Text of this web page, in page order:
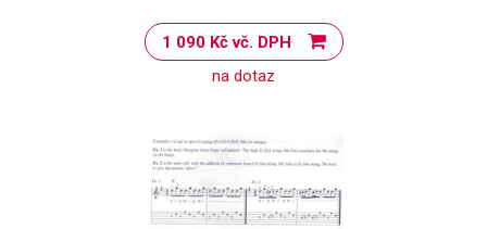
1 090 Kč vč. DPH
na dotaz